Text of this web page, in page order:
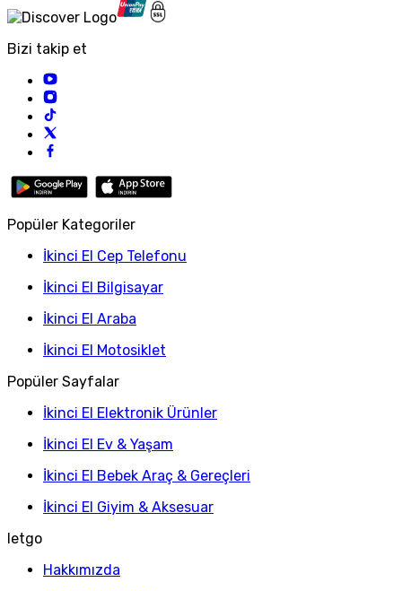
Bizi takip et
Popüler Kategoriler
İkinci El Cep Telefonu
İkinci El Bilgisayar
İkinci El Araba
İkinci El Motosiklet
Popüler Sayfalar
İkinci El Elektronik Ürünler
İkinci El Ev & Yaşam
İkinci El Bebek Araç & Gereçleri
İkinci El Giyim & Aksesuar
letgo
Hakkımızda